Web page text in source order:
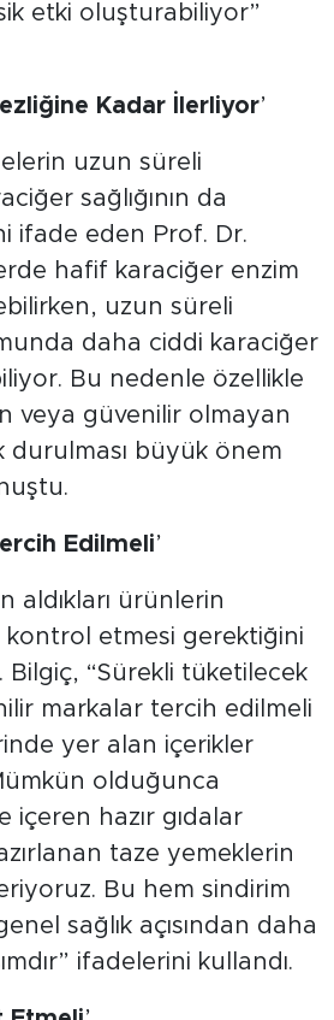
etki oluşturabiliyor”
Kadar İlerliyor’
uzun süreli
sağlığının da
ifade eden Prof. Dr.
hafif karaciğer enzim
uzun süreli
daha ciddi karaciğer
Bu nedenle özellikle
veya güvenilir olmayan
durulması büyük önem
Edilmeli’
aldıkları ürünlerin
kontrol etmesi gerektiğini
Bilgiç, “Sürekli tüketilecek
markalar tercih edilmeli
yer alan içerikler
olduğunca
içeren hazır gıdalar
taze yemeklerin
Bu hem sindirim
sağlık açısından daha
ifadelerini kullandı.